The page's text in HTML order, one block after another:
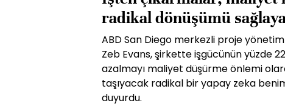
radikal dönüşümü
ABD San Diego merkezli proje yönetim
Zeb Evans, şirkette işgücünün yüzde
azalmayı maliyet düşürme önlemi
taşıyacak radikal bir yapay zeka
duyurdu.